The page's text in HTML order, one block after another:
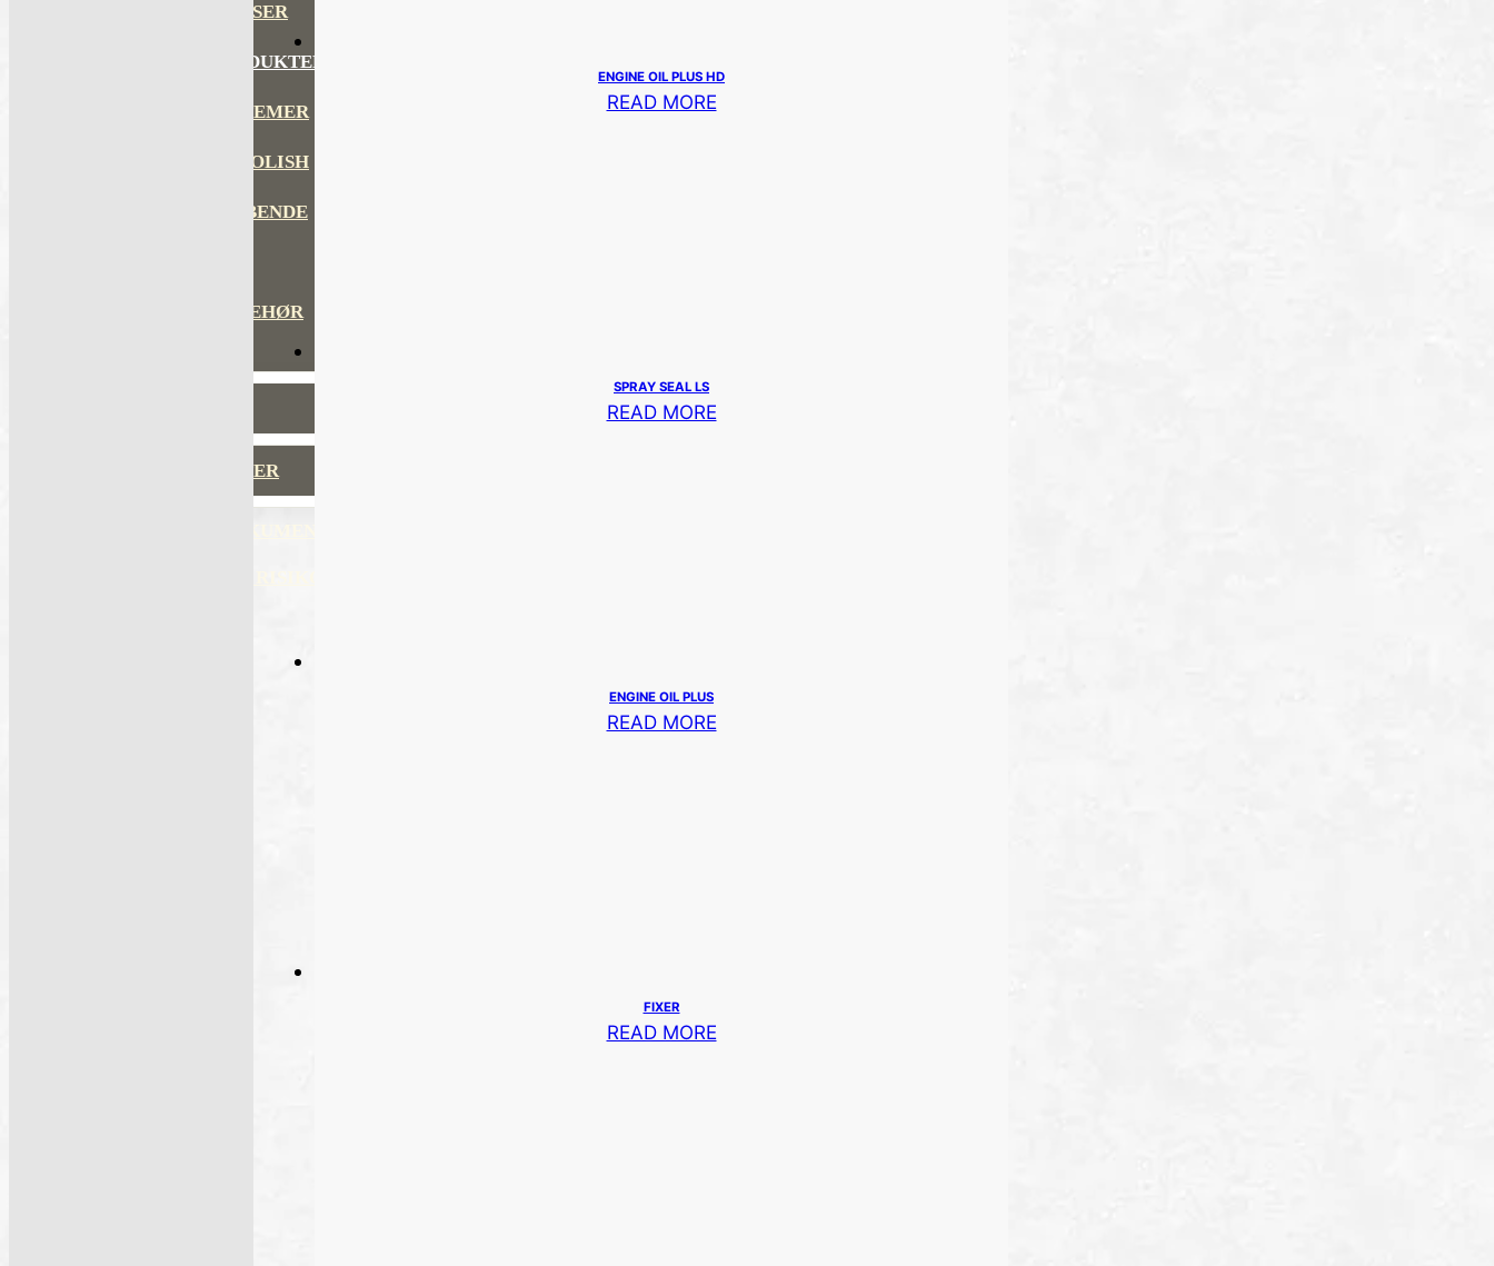
LIM OG TETTEMASSER
REPARASJONSPRODUKTER
REPARASJONSSYSTEMER
RENGJØRING OG POLISH
TAPE OG SELVKLEBENDE
VERKTØY OG TILBEHØR
DIVERSE PRODUKTER
ENGINE OIL PLUS HD
READ MORE
SPRAY SEAL LS
READ MORE
ENGINE OIL PLUS
READ MORE
FIXER
READ MORE